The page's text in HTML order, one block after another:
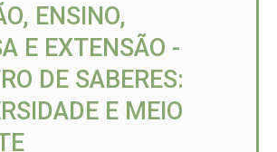
ENSINO,
E EXTENSÃO -
DE SABERES:
E MEIO